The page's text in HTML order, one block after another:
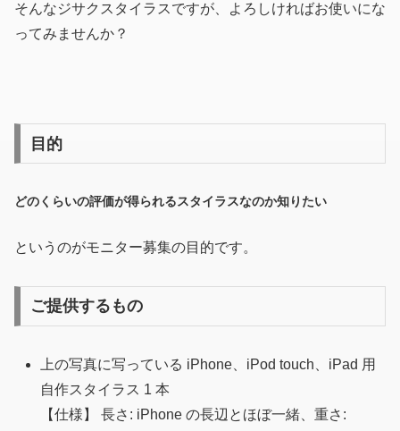
そんなジサクスタイラスですが、よろしければお使いにな
ってみませんか？
目的
どのくらいの評価が得られるスタイラスなのか知りたい
というのがモニター募集の目的です。
ご提供するもの
上の写真に写っている iPhone、iPod touch、iPad 用
自作スタイラス 1 本
【仕様】 長さ: iPhone の長辺とほぼ一緒、重さ: